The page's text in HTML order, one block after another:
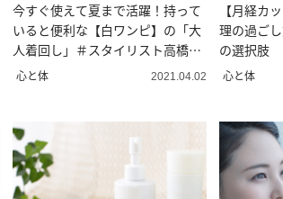
今すぐ使えて夏まで活躍！持って
いると便利な【白ワンピ】の「大
人着回し」＃スタイリスト高橋愛
の着こなしテク｜vol.37
心と体 2021.04.02
【月経カ
理の過ご
の選択肢
心と体